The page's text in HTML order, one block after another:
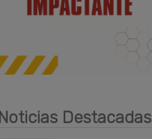
Noticias Destacadas